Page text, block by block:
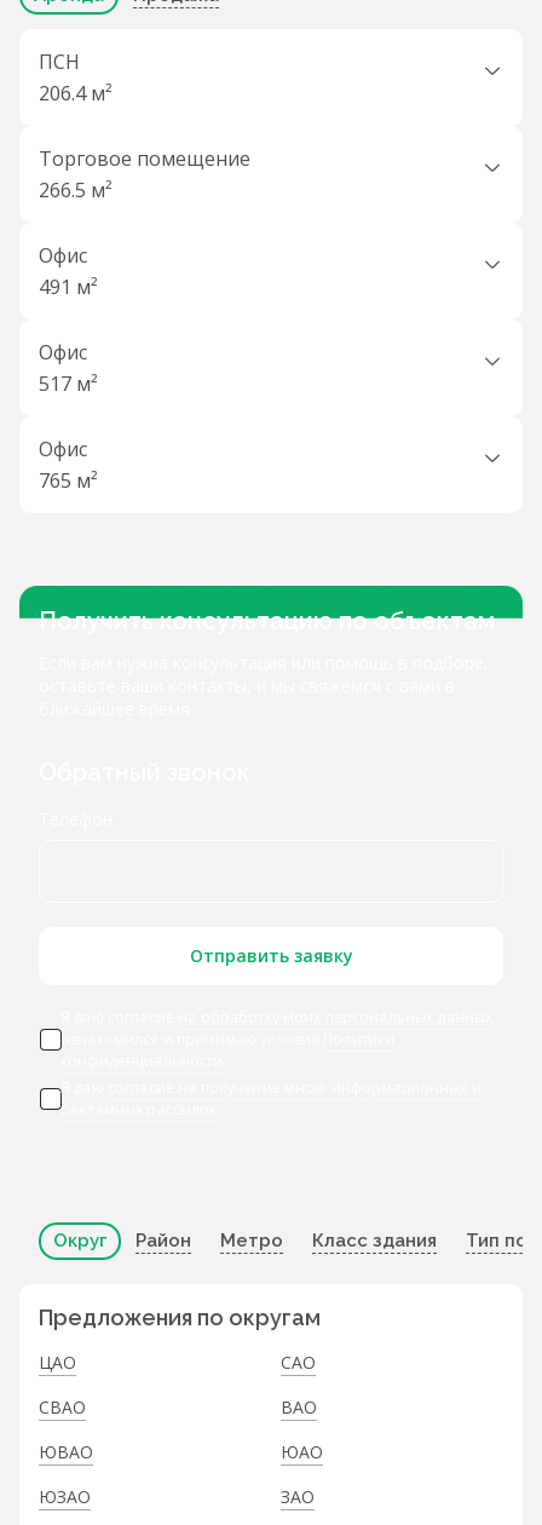
ПСН
206.4 м²
Торговое помещение
266.5 м²
Офис
491 м²
Офис
517 м²
Офис
765 м²
Получить консультацию по объектам
Отправить заявку
ознакомился и принимаю условия
Я даю
рекламных рассылок
Округ Район Метро Класс здания Тип
Предложения по округам
ЦАО
САО
СВАО
ВАО
ЮВАО
ЮАО
ЮЗАО
ЗАО